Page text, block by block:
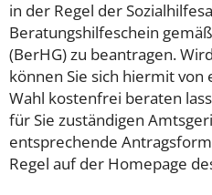
in der Regel der
Beratungshilfeschein
(BerHG) zu beantragen.
können Sie sich hiermit
Wahl kostenfrei beraten
für Sie zuständigen
entsprechende
Regel auf der Homepage